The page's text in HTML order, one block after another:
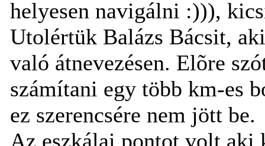
helyesen navigálni :))),
Utolértük Balázs Bácsit,
való átnevezésen. Elõre
számítani egy több km-es
ez szerencsére nem jött be.
Az eszkálai pontot volt aki